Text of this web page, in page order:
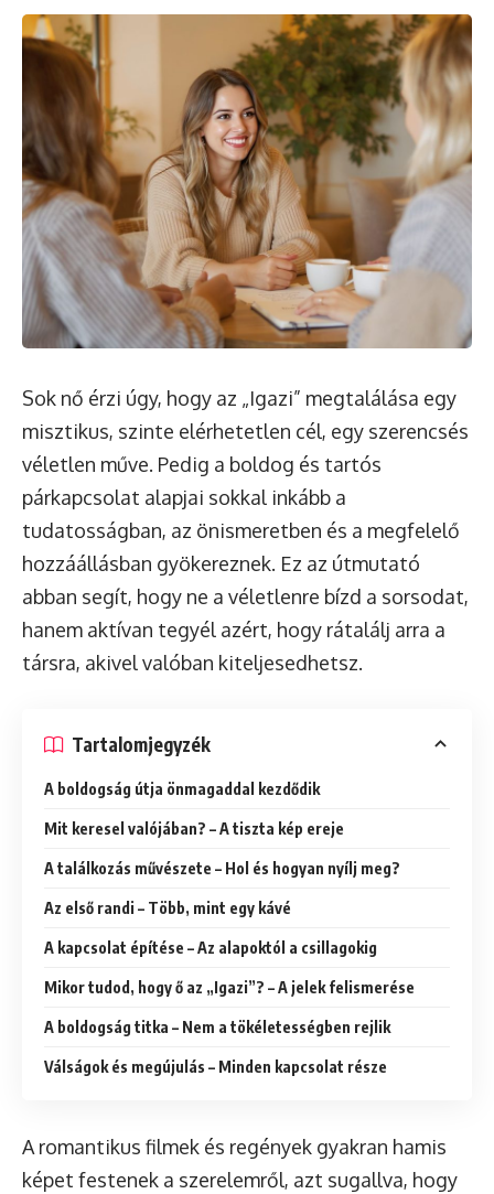
Sok nő érzi úgy, hogy az „Igazi” megtalálása egy
misztikus, szinte elérhetetlen cél, egy szerencsés
véletlen műve. Pedig a boldog és tartós
párkapcsolat alapjai sokkal inkább a
tudatosságban, az önismeretben és a megfelelő
hozzáállásban gyökereznek. Ez az útmutató
abban segít, hogy ne a véletlenre bízd a sorsodat,
hanem aktívan tegyél azért, hogy rátalálj arra a
társra, akivel valóban kiteljesedhetsz.
Tartalomjegyzék
A boldogság útja önmagaddal kezdődik
Mit keresel valójában? – A tiszta kép ereje
A találkozás művészete – Hol és hogyan nyílj meg?
Az első randi – Több, mint egy kávé
A kapcsolat építése – Az alapoktól a csillagokig
Mikor tudod, hogy ő az „Igazi”? – A jelek felismerése
A boldogság titka – Nem a tökéletességben rejlik
Válságok és megújulás – Minden kapcsolat része
A romantikus filmek és regények gyakran hamis
képet festenek a szerelemről, azt sugallva, hogy